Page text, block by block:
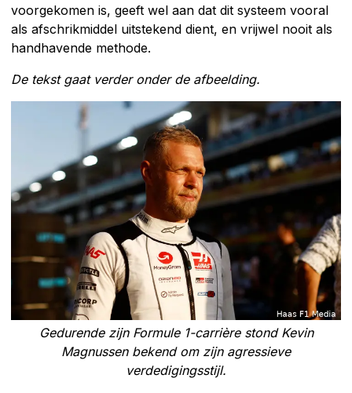
voorgekomen is, geeft wel aan dat dit systeem vooral
als afschrikmiddel uitstekend dient, en vrijwel nooit als
handhavende methode.
De tekst gaat verder onder de afbeelding.
Gedurende zijn Formule 1-carrière stond Kevin
Magnussen bekend om zijn agressieve
verdedigingsstijl.